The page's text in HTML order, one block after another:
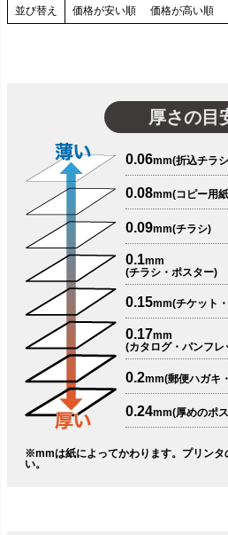
並び替え 価格が安い順 価格が高い順
厚さの目
0.06mm(折込チラ
0.08mm(コピー用
0.09mm(チラシ)
0.1mm
(チラシ・ポスター)
0.15mm(チケット
0.17mm
(カタログ・パンフレ
0.2mm(郵便ハガキ
0.24mm(厚めのポ
※mmは紙によってかわります。プリンタ
い。